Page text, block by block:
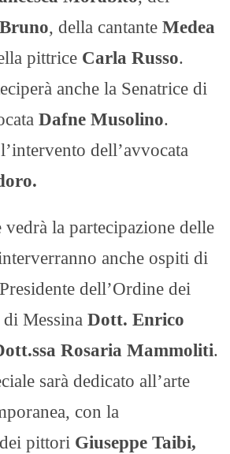
, della cantante Medea
pittrice Carla Russo.
anche la Senatrice di
Dafne Musolino.
dell’avvocata
la partecipazione delle
anche ospiti di
dell’Ordine dei
Messina Dott. Enrico
Rosaria Mammoliti.
sarà dedicato all’arte
con la
pittori Giuseppe Taibi,